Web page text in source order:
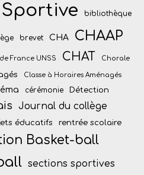
bibliothèque
brevet CHA CHAAP
France UNSS CHAT Chorale
Classe à Horaires Aménagés
cérémonie Détection
Journal du collège
éducatifs rentrée scolaire
Basket-ball
sections sportives